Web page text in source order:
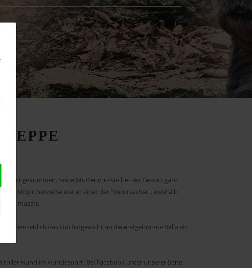
Welt gekommen. Seine Mutter musste bei der Geburt ganz
g. Möglicherweise war er einer der "Verursacher", weshalb
musste.
das Höchstgewicht an die erstgeborene Bella ab.
Hund im Hundesport. Bei Facebook unter unserer Seite